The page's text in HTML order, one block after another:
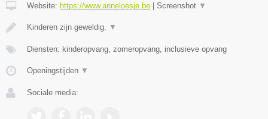
Website: https://www.anneloesje.be | Screenshot ▼
Kinderen zijn geweldig. ▼
Diensten: kinderopvang, zomeropvang, inclusieve opvang
Openingstijden ▼
Sociale media: